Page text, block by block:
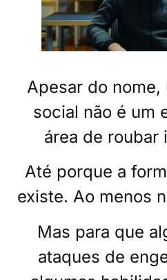
Apesar do nome,
social não é um
área de roubar
Até porque a
existe. Ao menos
Mas para que
ataques de